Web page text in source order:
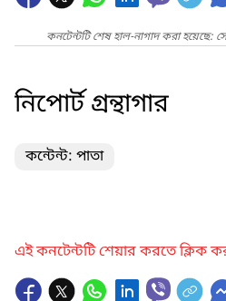
কনটেন্টটি শেষ হাল-নাগাদ করা
নিপোর্ট গ্রন্থাগার
কন্টেন্ট: পাতা
এই কনটেন্টটি শেয়ার করতে ক্লিক